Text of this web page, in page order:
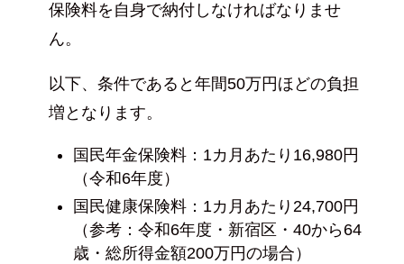
保険料を自身で納付しなければなりませ
ん。
以下、条件であると年間50万円ほどの負担
増となります。
国民年金保険料：1カ月あたり16,980円
（令和6年度）
国民健康保険料：1カ月あたり24,700円
（参考：令和6年度・新宿区・40から64
歳・総所得金額200万円の場合）